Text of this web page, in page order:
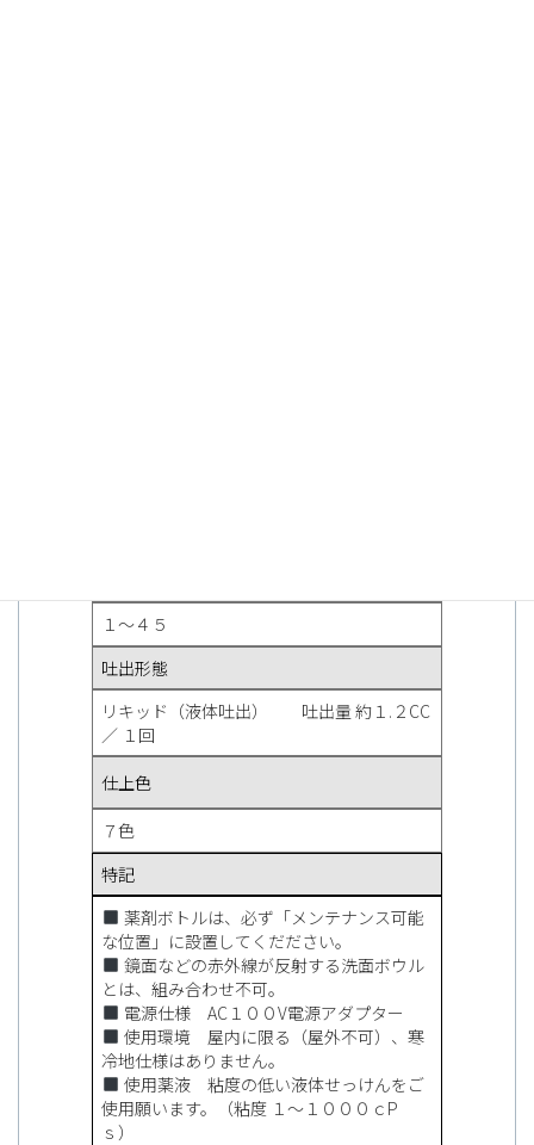
１〜４５
吐出形態
リキッド（液体吐出） 吐出量 約１.２CC
／ １回
仕上色
７色
特記
薬剤ボトルは、必ず「メンテナンス可能
な位置」に設置してくだださい。
鏡面などの赤外線が反射する洗面ボウル
とは、組み合わせ不可。
電源仕様 AC１００V電源アダプター
使用環境 屋内に限る（屋外不可）、寒
冷地仕様はありません。
使用薬液 粘度の低い液体せっけんをご
使用願います。（粘度 １〜１０００ｃP
ｓ）